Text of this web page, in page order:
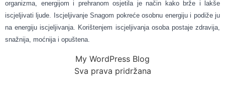
organizma, energijom i prehranom osjetila je način kako brže i lakše
iscjeljivati ljude. Iscjeljivanje Snagom pokreće osobnu energiju i podiže ju
na energiju iscjeljivanja. Korištenjem iscjeljivanja osoba postaje zdravija,
snažnija, moćnija i opuštena.
My WordPress Blog
Sva prava pridržana